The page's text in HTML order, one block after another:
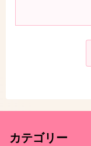
カテゴリー